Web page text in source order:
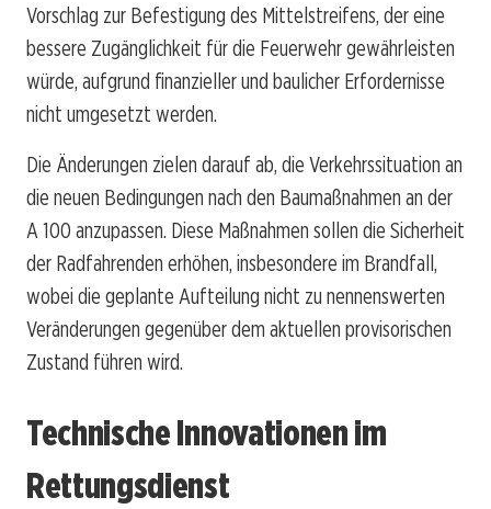
Vorschlag zur Befestigung des Mittelstreifens, der eine
bessere Zugänglichkeit für die Feuerwehr gewährleisten
würde, aufgrund finanzieller und baulicher Erfordernisse
nicht umgesetzt werden.
Die Änderungen zielen darauf ab, die Verkehrssituation an
die neuen Bedingungen nach den Baumaßnahmen an der
A 100 anzupassen. Diese Maßnahmen sollen die Sicherheit
der Radfahrenden erhöhen, insbesondere im Brandfall,
wobei die geplante Aufteilung nicht zu nennenswerten
Veränderungen gegenüber dem aktuellen provisorischen
Zustand führen wird.
Technische Innovationen im
Rettungsdienst